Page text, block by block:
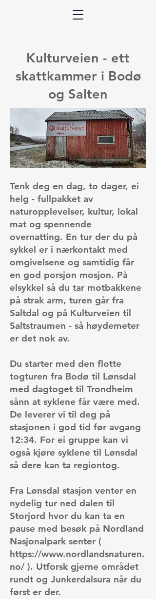
Kulturveien - ett
skattkammer i Bodø
og Salten
Tenk deg en dag, to dager, ei
helg - fullpakket av
naturopplevelser, kultur, lokal
mat og spennende
overnatting. En tur der du på
sykkel er i nærkontakt med
omgivelsene og samtidig får
en god porsjon mosjon. På
elsykkel så du tar motbakkene
på strak arm, turen går fra
Saltdal og på Kulturveien til
Saltstraumen - så høydemeter
er det nok av.
Du starter med den flotte
togturen fra Bodø til Lønsdal
med dagtoget til Trondheim
sånn at syklene får være med.
De leverer vi til deg på
stasjonen i god tid før avgang
12:34. For ei gruppe kan vi
også kjøre syklene til Lønsdal
så dere kan ta regiontog.
Fra Lønsdal stasjon venter en
nydelig tur ned dalen til
Storjord hvor du kan ta en
pause med besøk på Nordland
Nasjonalpark senter (
https://www.nordlandsnaturen.
no/ ). Utforsk gjerne området
rundt og Junkerdalsura når du
først er der.